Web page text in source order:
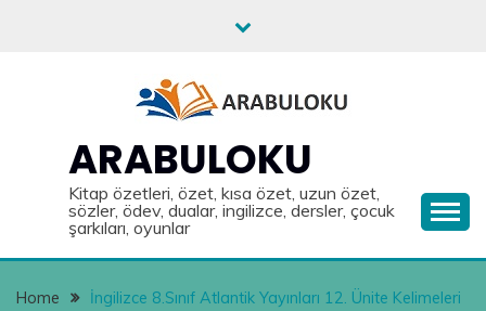
ARABULOKU
Kitap özetleri, özet, kısa özet, uzun özet,
sözler, ödev, dualar, ingilizce, dersler, çocuk
şarkıları, oyunlar
Home İngilizce 8.Sınıf Atlantik Yayınları 12. Ünite Kelimeleri